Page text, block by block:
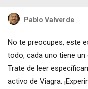
Pablo Valverde
No te preocupes, este
todo, cada uno tiene
Trate de leer
activo de Viagra.